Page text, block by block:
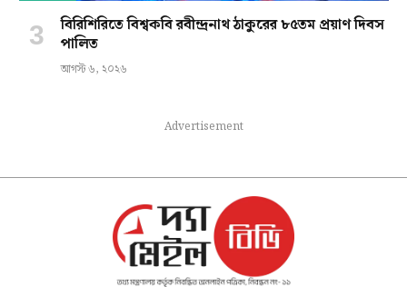
বিরিশিরিতে বিশ্বকবি রবীন্দ্রনাথ ঠাকুরের ৮৫তম প্রয়াণ দিবস
পালিত
আগস্ট ৬, ২০২৬
Advertisement